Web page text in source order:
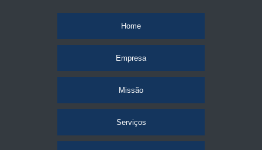
Home
Empresa
Missão
Serviços